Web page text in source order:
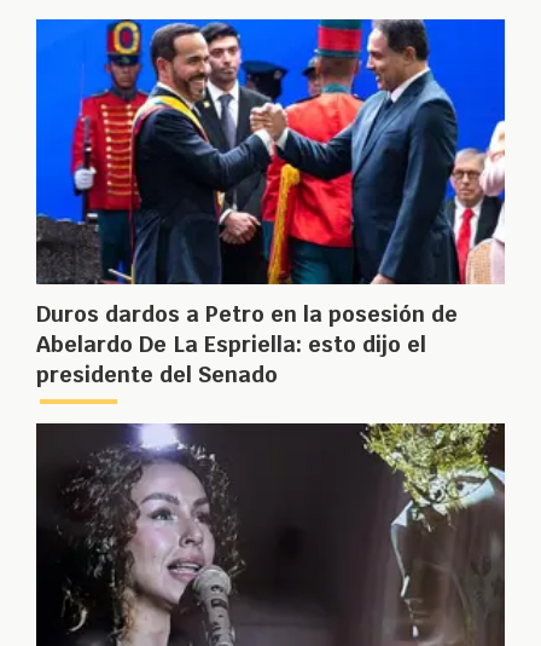
Duros dardos a Petro en la posesión de
Abelardo De La Espriella: esto dijo el
presidente del Senado